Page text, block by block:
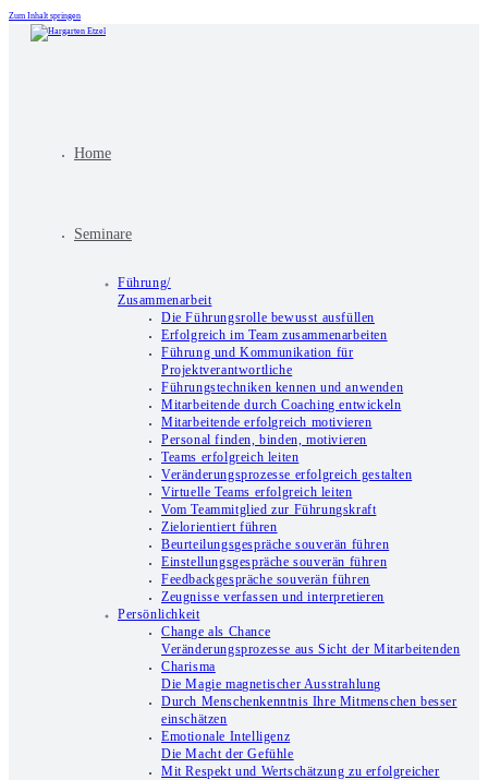
Zum Inhalt springen
Home
Seminare
Führung/
Zusammenarbeit
Die Führungsrolle bewusst ausfüllen
Erfolgreich im Team zusammenarbeiten
Führung und Kommunikation für
Projektverantwortliche
Führungstechniken kennen und anwenden
Mitarbeitende durch Coaching entwickeln
Mitarbeitende erfolgreich motivieren
Personal finden, binden, motivieren
Teams erfolgreich leiten
Veränderungsprozesse erfolgreich gestalten
Virtuelle Teams erfolgreich leiten
Vom Teammitglied zur Führungskraft
Zielorientiert führen
Beurteilungsgespräche souverän führen
Einstellungsgespräche souverän führen
Feedbackgespräche souverän führen
Zeugnisse verfassen und interpretieren
Persönlichkeit
Change als Chance
Veränderungsprozesse aus Sicht der Mitarbeitenden
Charisma
Die Magie magnetischer Ausstrahlung
Durch Menschenkenntnis Ihre Mitmenschen besser
einschätzen
Emotionale Intelligenz
Die Macht der Gefühle
Mit Respekt und Wertschätzung zu erfolgreicher